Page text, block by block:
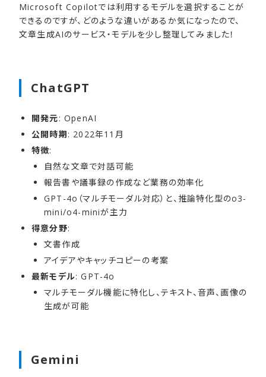
Microsoft Copilotでは利用するモデルを選択することが
できるのですが、どのような違いがあるか気になったので、
文章生成AIのサービス・モデルを少し整理してみました！
ChatGPT
開発元: OpenAI
公開時期: 2022年11月
特徴:
自然な文章で対話可能
報告書や議事録の作成など業務の効率化
GPT-4o（マルチモーダル対応）と、推論特化型のo3-
mini/o4-miniが主力
得意分野:
文書作成
アイデアやキャッチコピーの考案
最新モデル: GPT-4o
マルチモーダル機能に特化し、テキスト、音声、画像の
生成が可能
Gemini